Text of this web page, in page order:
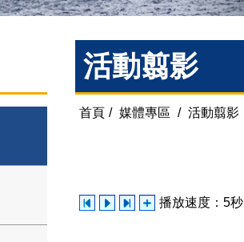
活動翦影
首頁 / 媒體專區 / 活動翦影
播放速度： 5秒